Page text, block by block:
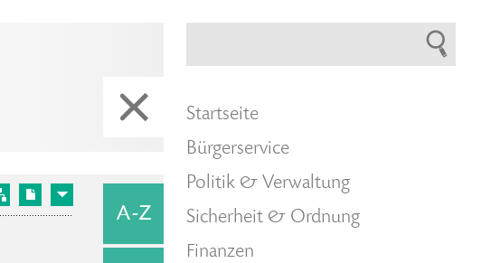
Startseite
Bürgerservice
Politik & Verwaltung
Sicherheit & Ordnung
Finanzen